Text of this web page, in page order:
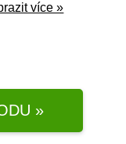
více »
»